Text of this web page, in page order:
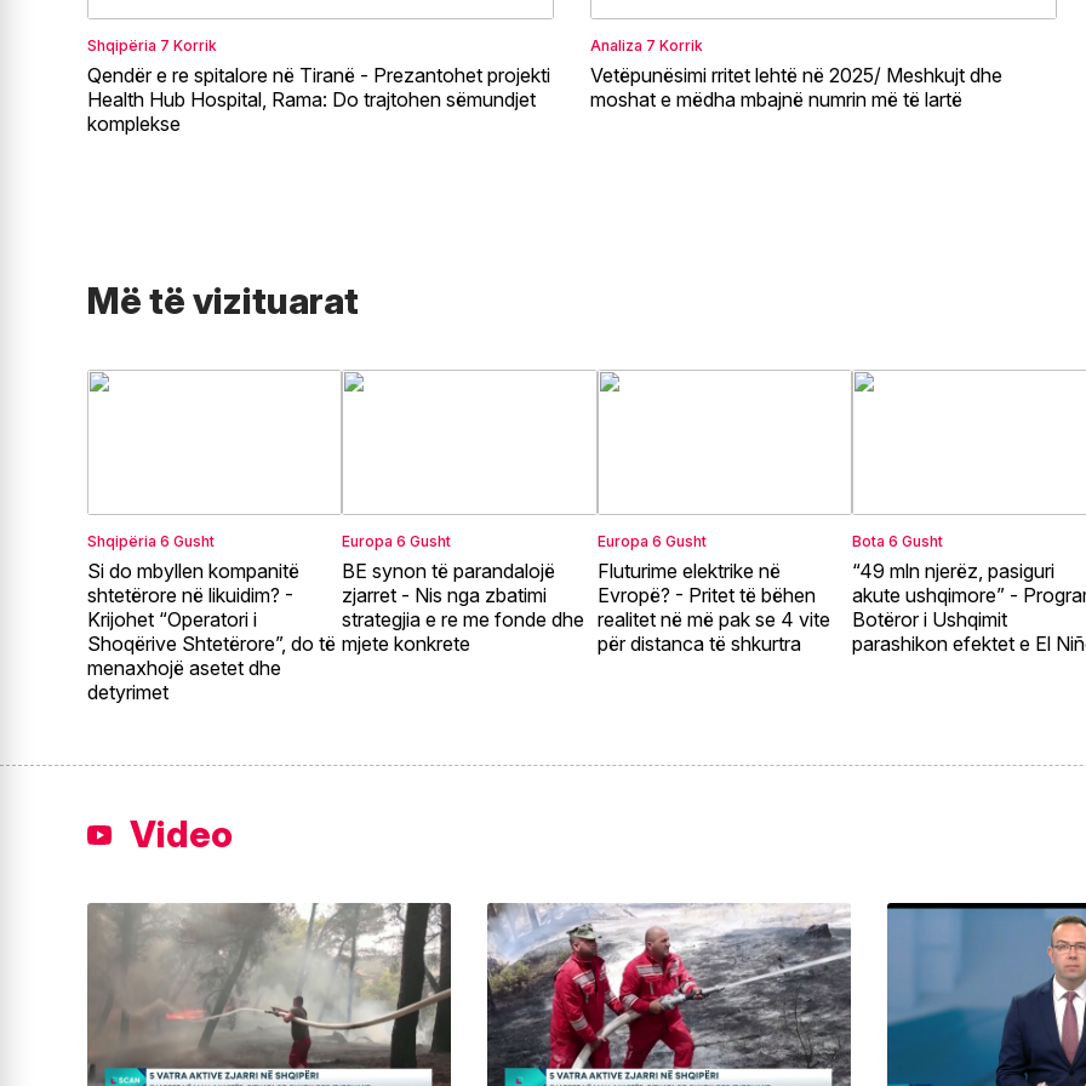
Shqipëria 7 Korrik
Qendër e re spitalore në Tiranë - Prezantohet projekti
Health Hub Hospital, Rama: Do trajtohen sëmundjet
komplekse
Analiza 7 Korrik
Vetëpunësimi rritet lehtë në 2025/ Meshkujt dhe
moshat e mëdha mbajnë numrin më të lartë
Më të vizituarat
Shqipëria 6 Gusht
Si do mbyllen kompanitë
shtetërore në likuidim? -
Krijohet “Operatori i
Shoqërive Shtetërore”, do të
menaxhojë asetet dhe
detyrimet
Europa 6 Gusht
BE synon të parandalojë
zjarret - Nis nga zbatimi
strategjia e re me fonde dhe
mjete konkrete
Europa 6 Gusht
Fluturime elektrike në
Evropë? - Pritet të bëhen
realitet në më pak se 4 vite
për distanca të shkurtra
Bota 6 Gusht
“49 mln njerëz, pasiguri
akute ushqimore” -
Botëror i Ushqimit
parashikon efektet e El
Video